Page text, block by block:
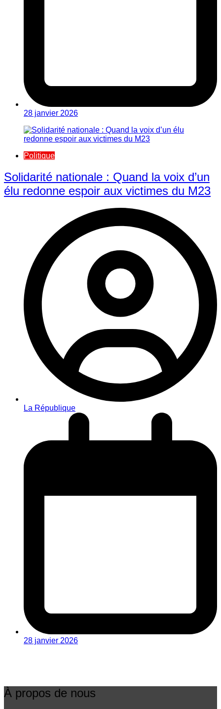
28 janvier 2026
Politique
Solidarité nationale : Quand la voix d’un
élu redonne espoir aux victimes du M23
La République
28 janvier 2026
À propos de nous